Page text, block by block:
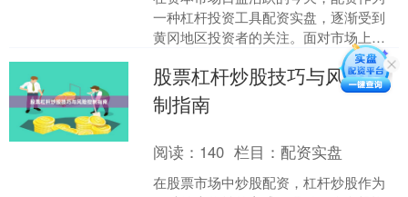
一种杠杆投资工具配资实盘，逐渐受到
黄冈地区投资者的关注。面对市场上众
多的配资公司，如何筛选出合规、稳健
的服务商，成为投资者必须....
股票杠杆炒股技巧与风险控
制指南
阅读： 140 栏目：配资实盘
在股票市场中炒股配资，杠杆炒股作为